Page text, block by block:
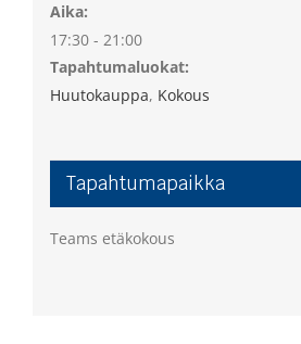
Aika:
17:30 - 21:00
Tapahtumaluokat:
Huutokauppa, Kokous
Tapahtumapaikka
Teams etäkokous